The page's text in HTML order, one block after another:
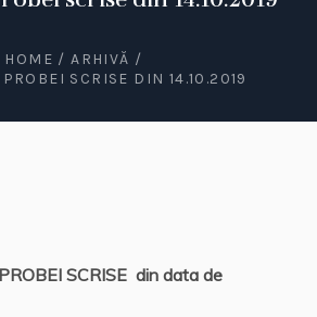
HOME / ARHIVĂ /
PROBEI SCRISE DIN 14.10.2019
SCRISE din data de